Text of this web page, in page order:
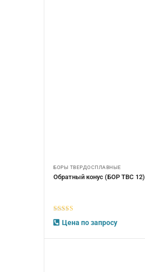
БОРЫ ТВЕРДОСПЛАВНЫЕ
Обратный конус (БОР ТВС 12)
5из 5
Цена по запросу